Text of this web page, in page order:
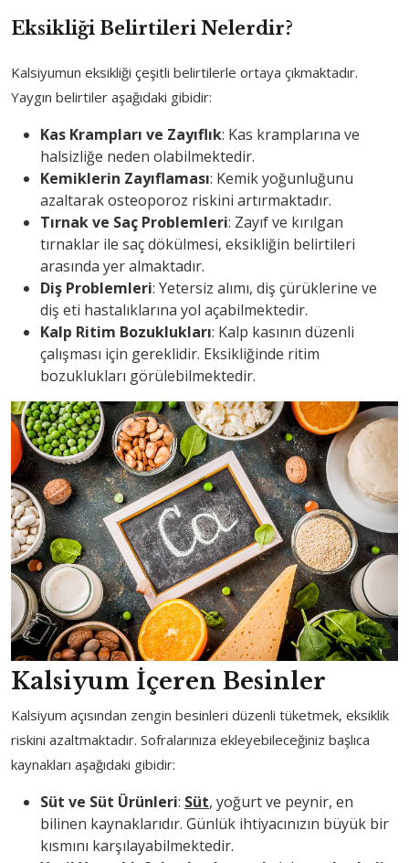
Eksikliği Belirtileri Nelerdir?
Kalsiyumun eksikliği çeşitli belirtilerle ortaya çıkmaktadır.
Yaygın belirtiler aşağıdaki gibidir:
Kas Krampları ve Zayıflık: Kas kramplarına ve
halsizliğe neden olabilmektedir.
Kemiklerin Zayıflaması: Kemik yoğunluğunu
azaltarak osteoporoz riskini artırmaktadır.
Tırnak ve Saç Problemleri: Zayıf ve kırılgan
tırnaklar ile saç dökülmesi, eksikliğin belirtileri
arasında yer almaktadır.
Diş Problemleri: Yetersiz alımı, diş çürüklerine ve
diş eti hastalıklarına yol açabilmektedir.
Kalp Ritim Bozuklukları: Kalp kasının düzenli
çalışması için gereklidir. Eksikliğinde ritim
bozuklukları görülebilmektedir.
Kalsiyum İçeren Besinler
Kalsiyum açısından zengin besinleri düzenli tüketmek, eksiklik
riskini azaltmaktadır. Sofralarınıza ekleyebileceğiniz başlıca
kaynakları aşağıdaki gibidir:
Süt ve Süt Ürünleri: Süt, yoğurt ve peynir, en
bilinen kaynaklarıdır. Günlük ihtiyacınızın büyük bir
kısmını karşılayabilmektedir.